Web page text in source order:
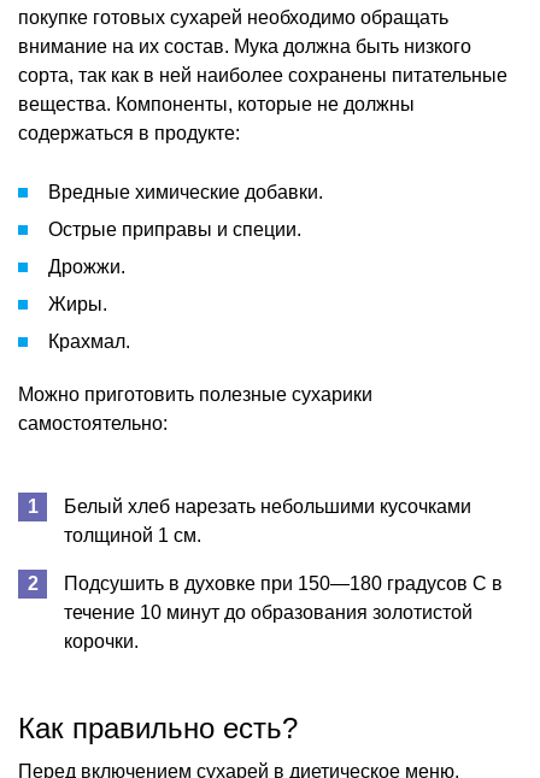
покупке готовых сухарей необходимо обращать
внимание на их состав. Мука должна быть низкого
сорта, так как в ней наиболее сохранены питательные
вещества. Компоненты, которые не должны
содержаться в продукте:
Вредные химические добавки.
Острые приправы и специи.
Дрожжи.
Жиры.
Крахмал.
Можно приготовить полезные сухарики
самостоятельно:
Белый хлеб нарезать небольшими кусочками
толщиной 1 см.
Подсушить в духовке при 150—180 градусов C в
течение 10 минут до образования золотистой
корочки.
Как правильно есть?
Перед включением сухарей в диетическое меню,